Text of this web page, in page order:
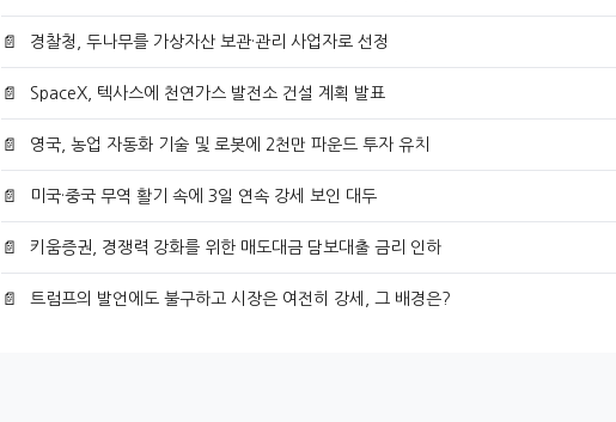
📄 경찰청, 두나무를 가상자산 보관·관리 사업자로 선정
📄 SpaceX, 텍사스에 천연가스 발전소 건설 계획 발표
📄 영국, 농업 자동화 기술 및 로봇에 2천만 파운드 투자 유치
📄 미국·중국 무역 활기 속에 3일 연속 강세 보인 대두
📄 키움증권, 경쟁력 강화를 위한 매도대금 담보대출 금리 인하
📄 트럼프의 발언에도 불구하고 시장은 여전히 강세, 그 배경은?